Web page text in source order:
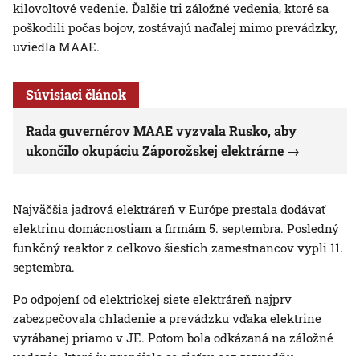
kilovoltové vedenie. Ďalšie tri záložné vedenia, ktoré sa
poškodili počas bojov, zostávajú naďalej mimo prevádzky,
uviedla MAAE.
Súvisiaci článok
Rada guvernérov MAAE vyzvala Rusko, aby
ukončilo okupáciu Záporožskej elektrárne
Najväčšia jadrová elektráreň v Európe prestala dodávať
elektrinu domácnostiam a firmám 5. septembra. Posledný
funkčný reaktor z celkovo šiestich zamestnancov vypli 11.
septembra.
Po odpojení od elektrickej siete elektráreň najprv
zabezpečovala chladenie a prevádzku vďaka elektrine
vyrábanej priamo v JE. Potom bola odkázaná na záložné